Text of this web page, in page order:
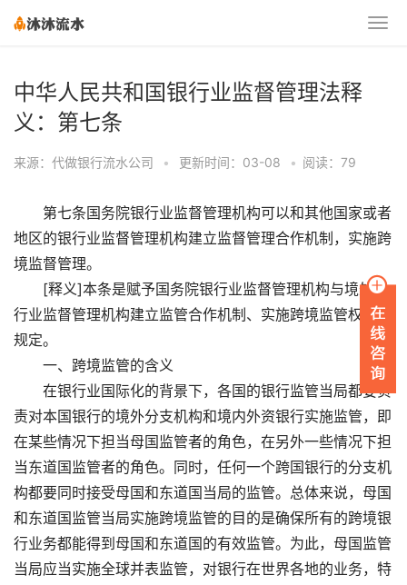
中华人民共和国银行业监督管理法释
义：第七条
来源：代做银行流水公司 • 更新时间：03-08 • 阅读：79
第七条国务院银行业监督管理机构可以和其他国家或者
地区的银行业监督管理机构建立监督管理合作机制，实施跨
境监督管理。
[释义]本条是赋予国务院银行业监督管理机构与境外银
行业监督管理机构建立监管合作机制、实施跨境监管权力的
规定。
一、跨境监管的含义
在银行业国际化的背景下，各国的银行监管当局都要负
责对本国银行的境外分支机构和境内外资银行实施监管，即
在某些情况下担当母国监管者的角色，在另外一些情况下担
当东道国监管者的角色。同时，任何一个跨国银行的分支机
构都要同时接受母国和东道国当局的监管。总体来说，母国
和东道国监管当局实施跨境监管的目的是确保所有的跨境银
行业务都能得到母国和东道国的有效监管。为此，母国监管
当局应当实施全球并表监管，对银行在世界各地的业务，特